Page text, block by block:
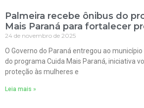
Palmeira recebe ônibus do
Mais Paraná para fortalecer
24 de novembro de 2025
O Governo do Paraná entregou ao
do programa Cuida Mais Paraná, iniciativa
proteção às mulheres e
Leia mais »